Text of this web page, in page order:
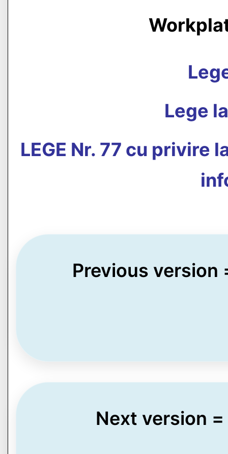
Lege
LEGE Nr. 77 cu privire
Previous version
Next version